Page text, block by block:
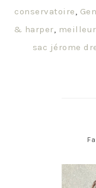
conservatoire,
& harper,
sac jérome